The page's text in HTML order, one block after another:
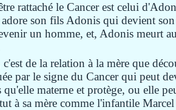
rattaché le Cancer est celui
son fils Adonis qui devient son
un homme, et, Adonis meurt
de la relation à la mère que
par le signe du Cancer qui peut
qu'elle materne et protège, ou elle
à sa mère comme l'infantile Marcel